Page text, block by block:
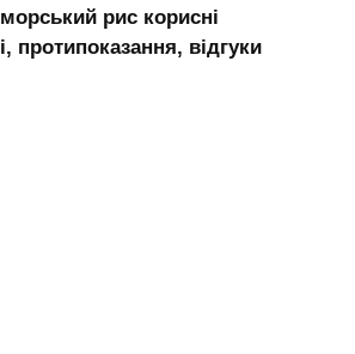
рис корисні
протипоказання, відгуки